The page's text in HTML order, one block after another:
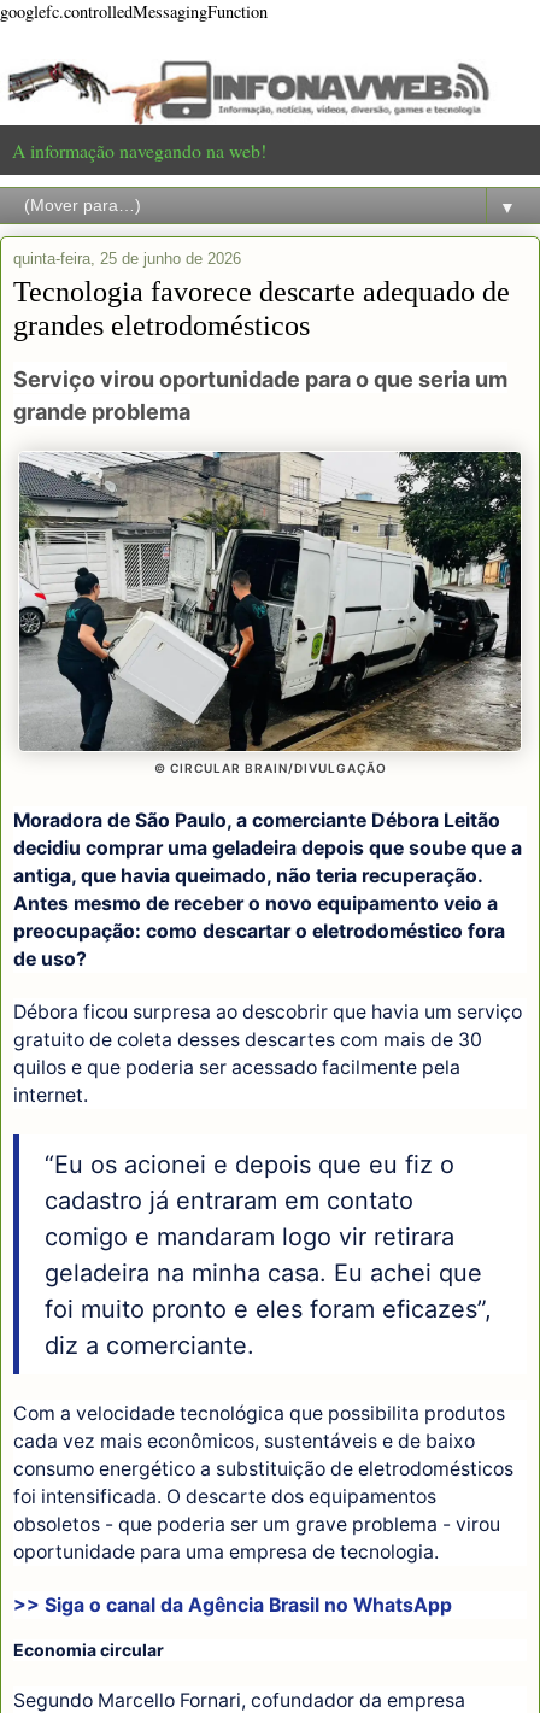
googlefc.controlledMessagingFunction
A informação navegando na web!
▼
quinta-feira, 25 de junho de 2026
Tecnologia favorece descarte adequado de
grandes eletrodomésticos
Serviço virou oportunidade para o que seria um
grande problema
© CIRCULAR BRAIN/DIVULGAÇÃO
Moradora de São Paulo, a comerciante Débora Leitão
decidiu comprar uma geladeira depois que soube que a
antiga, que havia queimado, não teria recuperação.
Antes mesmo de receber o novo equipamento veio a
preocupação: como descartar o eletrodoméstico fora
de uso?
Débora ficou surpresa ao descobrir que havia um serviço
gratuito de coleta desses descartes com mais de 30
quilos e que poderia ser acessado facilmente pela
internet.
“Eu os acionei e depois que eu fiz o
cadastro já entraram em contato
comigo e mandaram logo vir retirara
geladeira na minha casa. Eu achei que
foi muito pronto e eles foram eficazes”,
diz a comerciante.
Com a velocidade tecnológica que possibilita produtos
cada vez mais econômicos, sustentáveis e de baixo
consumo energético a substituição de eletrodomésticos
foi intensificada. O descarte dos equipamentos
obsoletos - que poderia ser um grave problema - virou
oportunidade para uma empresa de tecnologia.
>> Siga o canal da Agência Brasil no WhatsApp
Economia circular
Segundo Marcello Fornari, cofundador da empresa